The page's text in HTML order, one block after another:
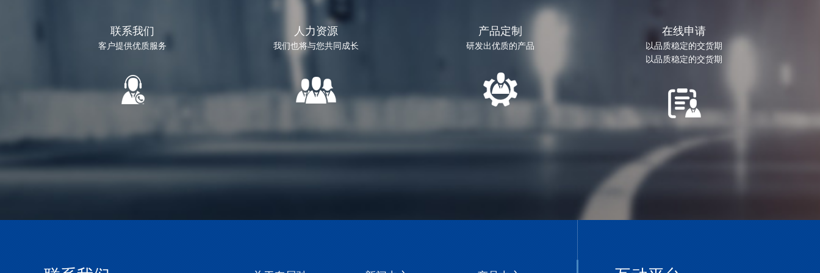
联系我们
客户提供优质服务
人力资源
我们也将与您共同成长
产品定制
研发出优质的产品
在线申请
以品质稳定的交货期
以品质稳定的交货期